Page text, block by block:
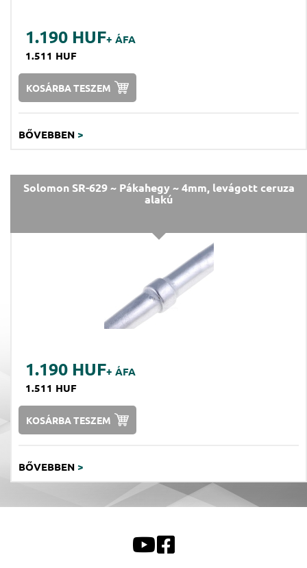
1.190 HUF+ ÁFA
1.511 HUF
KOSÁRBA TESZEM
BŐVEBBEN >
Solomon SR-629 ~ Pákahegy ~ 4mm, levágott ceruza
alakú
1.190 HUF+ ÁFA
1.511 HUF
KOSÁRBA TESZEM
BŐVEBBEN >